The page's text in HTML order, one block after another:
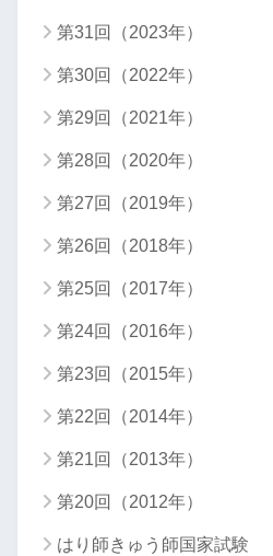
第31回（2023年）
第30回（2022年）
第29回（2021年）
第28回（2020年）
第27回（2019年）
第26回（2018年）
第25回（2017年）
第24回（2016年）
第23回（2015年）
第22回（2014年）
第21回（2013年）
第20回（2012年）
はり師きゅう師国家試験